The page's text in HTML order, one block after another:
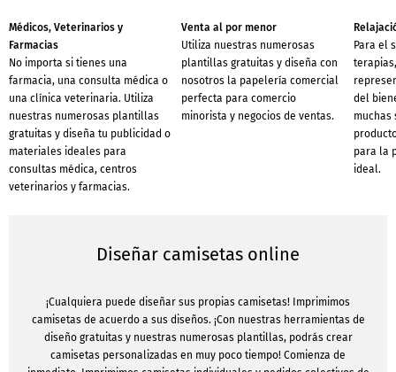
Médicos, Veterinarios y
Farmacias
No importa si tienes una
farmacia, una consulta médica o
una clínica veterinaria. Utiliza
nuestras numerosas plantillas
gratuitas y diseña tu publicidad o
materiales ideales para
consultas médica, centros
veterinarios y farmacias.
Venta al por menor
Utiliza nuestras numerosas
plantillas gratuitas y diseña con
nosotros la papelería comercial
perfecta para comercio
minorista y negocios de ventas.
Para el
del
muchas
para la
ideal.
Diseñar camisetas online
¡Cualquiera puede diseñar sus propias camisetas! Imprimimos
camisetas de acuerdo a sus diseños. ¡Con nuestras herramientas de
diseño gratuitas y nuestras numerosas plantillas, podrás crear
camisetas personalizadas en muy poco tiempo! Comienza de